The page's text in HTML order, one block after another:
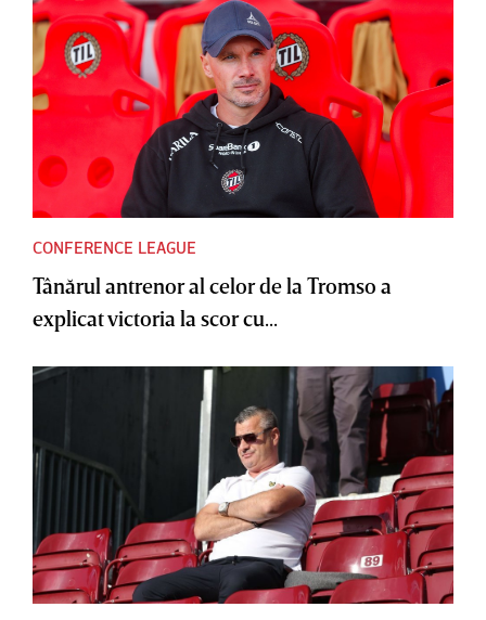
CONFERENCE LEAGUE
Tânărul antrenor al celor de la Tromso a
explicat victoria la scor cu...